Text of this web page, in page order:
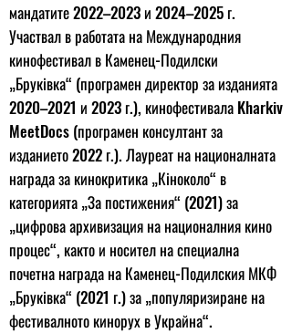
мандатите 2022–2023 и 2024–2025 г.
Участвал в работата на Международния
кинофестивал в Каменец-Подилски
„Бруківка“ (програмен директор за изданията
2020–2021 и 2023 г.), кинофестивала Kharkiv
MeetDocs (програмен консултант за
изданието 2022 г.). Лауреат на националната
награда за кинокритика „Кіноколо“ в
категорията „За постижения“ (2021) за
„цифрова архивизация на националния кино
процес“, както и носител на специална
почетна награда на Каменец-Подилския МКФ
„Бруківка“ (2021 г.) за „популяризиране на
фестивалното кинорух в Украйна“.